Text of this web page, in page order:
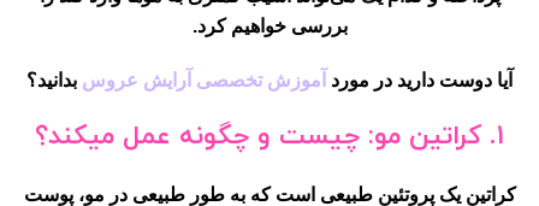
بررسی خواهیم کرد.
آیا دوست دارید در مورد آموزش تخصصی آرایش عروس بدانید؟
1. کراتین مو: چیست و چگونه عمل میکند؟
کراتین یک پروتئین طبیعی است که به طور طبیعی در مو، پوست